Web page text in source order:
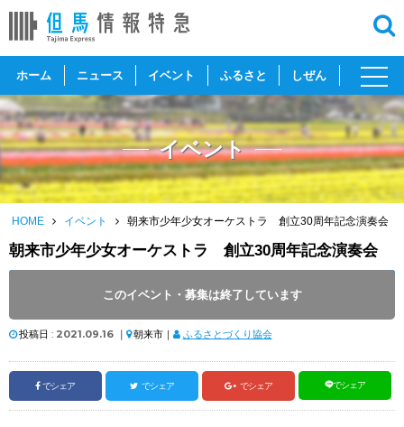
ホーム ニュース イベント ふるさと しぜん
toggle
イベント
HOME イベント 朝来市少年少女オーケストラ 創立30周年記念演奏会
朝来市少年少女オーケストラ 創立30周年記念演奏会
このイベント・募集は終了しています
開催時間 : 14:00 ～ 16:00
投稿日 : 2021.09.16 ｜ 朝来市｜ ふるさとづくり協会
でシェア でシェア でシェア でシェア